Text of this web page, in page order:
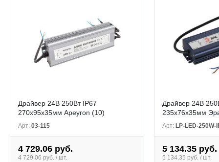
Драйвер 24В 250Вт IP67
270x95x35мм Apeyron (10)
Арт: 03-115
4 729.06 руб.
4 729.06 руб. / шт.
Драйвер 24В
235х76х35мм
Арт: LP-LED-250W-
5 134.35 руб.
5 134.35 руб. / шт.